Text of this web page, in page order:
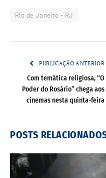
Rio de Janeiro - RJ
PUBLICAÇÃO ANTERIOR
Com temática religiosa, “O
Poder do Rosário” chega aos
cinemas nesta quinta-feira
POSTS